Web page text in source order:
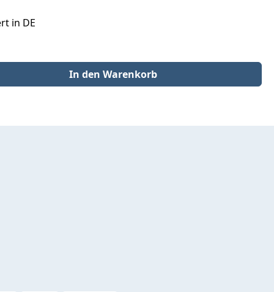
in DE
benutze die Schaltflächen um die Anzahl zu erhöhen oder zu
In den Warenkorb